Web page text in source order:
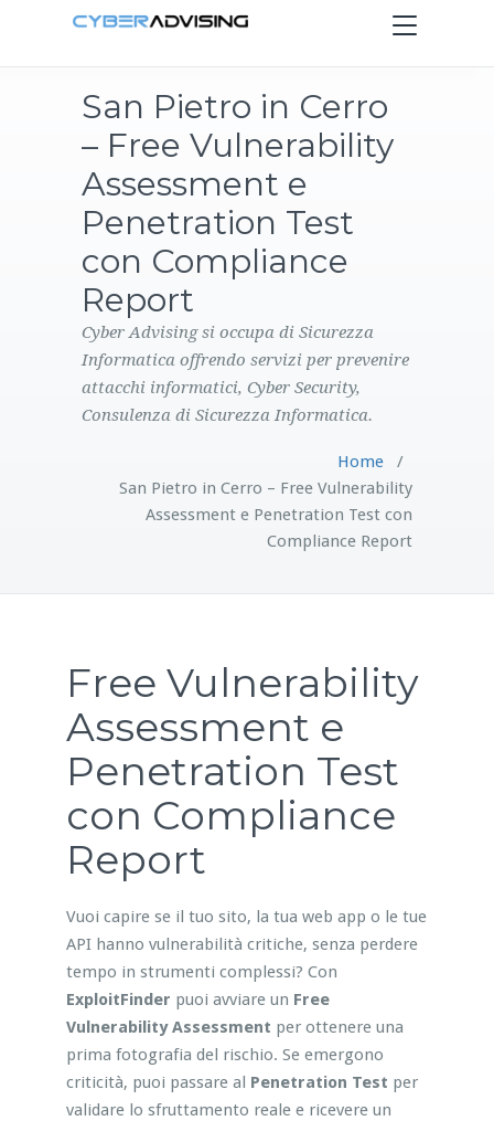
Toggle
navigation
PRODOTTI
CONTATTI
San Pietro in Cerro
– Free Vulnerability
Assessment e
Penetration Test
con Compliance
Report
Cyber Advising si occupa di Sicurezza
Informatica offrendo servizi per prevenire
attacchi informatici, Cyber Security,
Consulenza di Sicurezza Informatica.
Home/
San Pietro in Cerro – Free Vulnerability
Assessment e Penetration Test con
Compliance Report
Free Vulnerability
Assessment e
Penetration Test
con Compliance
Report
Vuoi capire se il tuo sito, la tua web app o le tue
API hanno vulnerabilità critiche, senza perdere
tempo in strumenti complessi? Con
ExploitFinder puoi avviare un Free
Vulnerability Assessment per ottenere una
prima fotografia del rischio. Se emergono
criticità, puoi passare al Penetration Test per
validare lo sfruttamento reale e ricevere un